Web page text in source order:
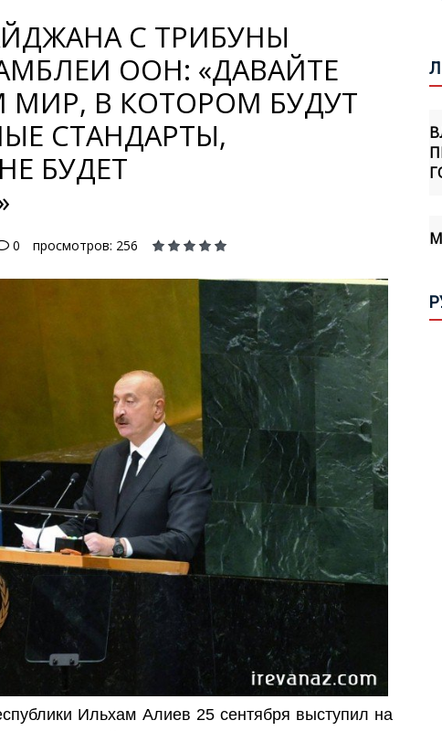
С ТРИБУНЫ
ООН: «ДАВАЙТЕ
МИР, В КОТОРОМ БУДУТ
СТАНДАРТЫ,
БУДЕТ
0 просмотров: 256
Ильхам Алиев 25 сентября выступил на